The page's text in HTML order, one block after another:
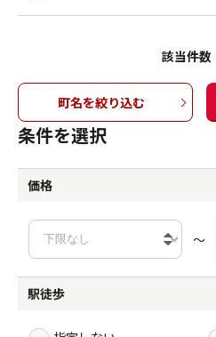
該当件数
町名を絞り込む
条件を選択
価格
～
駅徒歩